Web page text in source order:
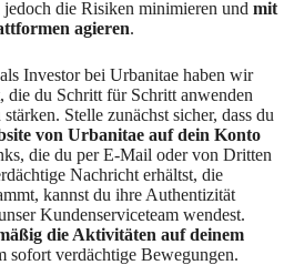
die Risiken minimieren und mit
agieren.​
Investor bei Urbanitae haben wir
die du Schritt für Schritt anwenden
Stelle zunächst sicher, dass du
von Urbanitae auf dein Konto
die du per E-Mail oder von Dritten
Nachricht erhältst, die
kannst du ihre Authentizität
Kundenserviceteam wendest.
die Aktivitäten auf deinem
sofort verdächtige Bewegungen.​